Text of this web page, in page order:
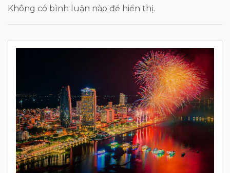
Không có bình luận nào để hiển thị.